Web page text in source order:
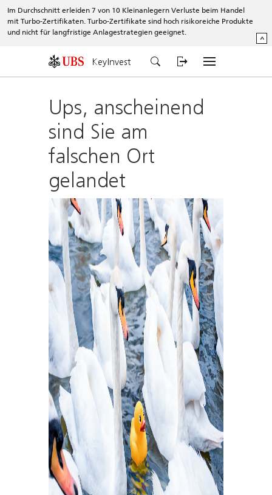
Im Durchschnitt erleiden 7 von 10 Kleinanlegern Verluste beim Handel
mit Turbo-Zertifikaten. Turbo-Zertifikate sind hoch risikoreiche Produkte
und nicht für langfristige Anlagestrategien geeignet.
^
KeyInvest
Ups, anscheinend
sind Sie am
falschen Ort
gelandet